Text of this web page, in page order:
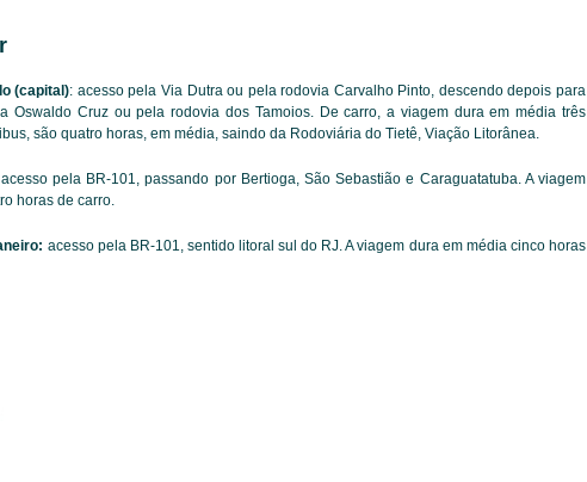
(capital): acesso pela Via Dutra ou pela rodovia Carvalho Pinto, descendo depois para
Oswaldo Cruz ou pela rodovia dos Tamoios. De carro, a viagem dura em média três
são quatro horas, em média, saindo da Rodoviária do Tietê, Viação Litorânea.
acesso pela BR-101, passando por Bertioga, São Sebastião e Caraguatatuba. A viagem
horas de carro.
acesso pela BR-101, sentido litoral sul do RJ. A viagem dura em média cinco horas